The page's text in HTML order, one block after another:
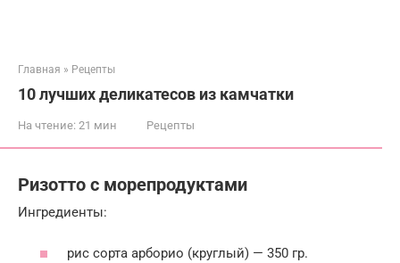
Главная » Рецепты
10 лучших деликатесов из камчатки
На чтение: 21 мин Рецепты
Ризотто с морепродуктами
Ингредиенты:
рис сорта арборио (круглый) — 350 гр.